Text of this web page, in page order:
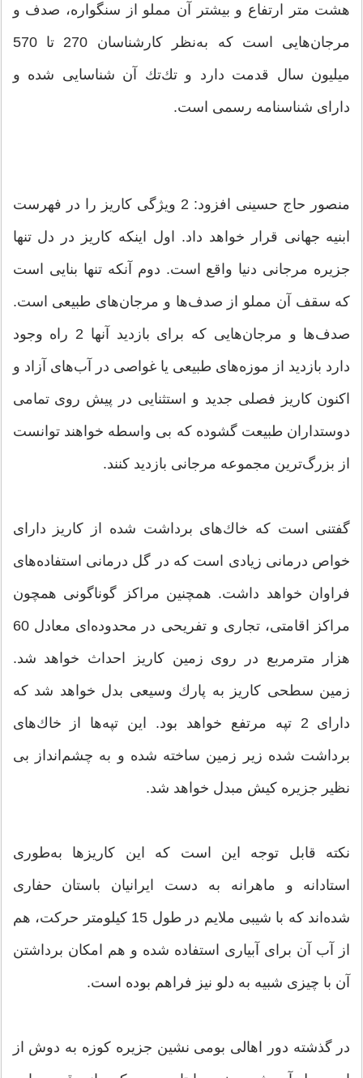
هشت متر ارتفاع و بیشتر آن مملو از سنگواره، صدف و
مرجان‌هایی است كه به‌نظر كارشناسان 270 تا 570
میلیون سال قدمت دارد و تك‌تك آن شناسایی شده و
دارای شناسنامه رسمی است.
منصور حاج حسینی افزود: 2 ویژگی كاریز را در فهرست
ابنیه جهانی قرار خواهد داد. اول اینكه كاریز در دل تنها
جزیره مرجانی دنیا واقع است. دوم آنكه تنها بنایی است
كه سقف آن مملو از صدف‌ها و مرجان‌های طبیعی است.
صدف‌ها و مرجان‌هایی كه برای بازدید آنها 2 راه وجود
دارد بازدید از موزه‌های طبیعی یا غواصی در آب‌های آزاد و
اكنون كاریز فصلی جدید و استثنایی در پیش روی تمامی
دوستداران طبیعت گشوده كه بی واسطه خواهند توانست
از بزرگ‌ترین مجموعه مرجانی بازدید كنند.
گفتنی است كه خاك‌های برداشت شده از كاریز دارای
خواص درمانی زیادی است كه در گل درمانی استفاده‌های
فراوان خواهد داشت. همچنین مراكز گوناگونی همچون
مراكز اقامتی، تجاری و تفریحی در محدوده‌ای معادل 60
هزار مترمربع در روی زمین كاریز احداث خواهد شد.
زمین سطحی كاریز به پارك وسیعی بدل خواهد شد كه
دارای 2 تپه مرتفع خواهد بود. این تپه‌ها از خاك‌های
برداشت شده زیر زمین ساخته شده و به چشم‌انداز بی
نظیر جزیره كیش مبدل خواهد شد.
نكته قابل توجه این است كه این كاریز‌ها به‌طوری
استادانه و ماهرانه به دست ایرانیان باستان حفاری
شده‌اند كه با شیبی ملایم در طول 15 كیلومتر حركت، هم
از آب آن برای آبیاری استفاده شده و هم امكان برداشتن
آن با چیزی شبیه به دلو نیز فراهم بوده است.
در گذشته دور اهالی بومی نشین جزیره كوزه به دوش از